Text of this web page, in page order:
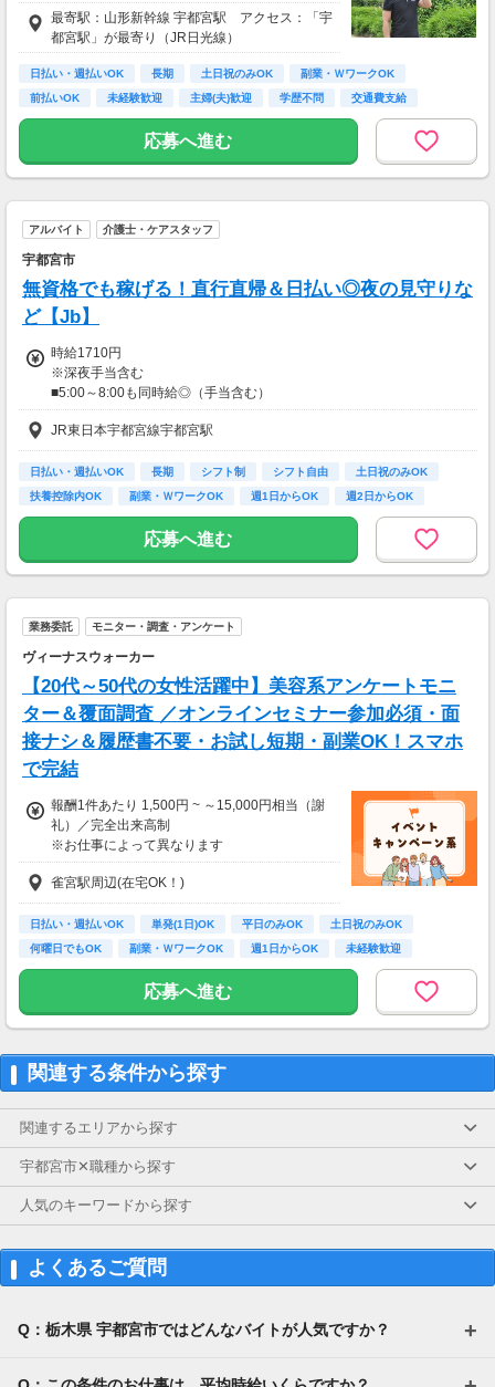
最寄駅：山形新幹線 宇都宮駅 アクセス：「宇
都宮駅」が最寄り（JR日光線）
日払い・週払いOK 長期 土日祝のみOK
副業・ＷワークOK
前払いOK
未経験歓迎 主婦(夫)歓迎 学歴不問 交通費支給
応募へ進む
アルバイト 介護士・ケアスタッフ
宇都宮市
無資格でも稼げる！直行直帰＆日払い◎夜の見守りな
ど【Jb】
時給1710円
※深夜手当含む
■5:00～8:00も同時給◎（手当含む）
■同行研修中（2～4回）は時給1,340円
★日払いも可能！
振込手数料は会社負担！
利用手数料は驚きの”無料”！
【交通費】
JR東日本宇都宮線宇都宮駅
日払い・週払いOK 長期 シフト制 シフト自由
土日祝のみOK
扶養控除内OK
副業・ＷワークOK 週1日からOK 週2日からOK
応募へ進む
業務委託 モニター・調査・アンケート
ヴィーナスウォーカー
【20代～50代の女性活躍中】美容系アンケートモニ
ター＆覆面調査 ／オンラインセミナー参加必須・面
接ナシ＆履歴書不要・お試し短期・副業OK！スマホ
で完結
報酬1件あたり 1,500円 ~ ～15,000円相当（謝
礼）／完全出来高制
※お仕事によって異なります
※アンケート回答後、内容確認・承認を経て謝
礼をお支払いします
【お仕事の一例】
◆ 美容サプリのお試しモニター
キレイになりながらポイントがもらえる、人気
のモニターです！
・案件数 ：20～30件
・所要時間：10～20分
り
◆ コスメのお試しモニター
スキンケア・ヘアケア商品を実際に使ってレビ
ュー！
美容好きにぴったりの、楽しみながらできるお
・案件数 ：10～20件
・謝礼金 ：500PT（1P＝1円）＋商品提供あ
◆ 生活に役立つサービスの調査
雀宮駅周辺(在宅OK！)
日払い・週払いOK 単発(1日)OK 平日のみOK
土日祝のみOK
何曜日でもOK
副業・ＷワークOK 週1日からOK
未経験歓迎
大学生歓迎
応募へ進む
関連する条件から探す
関連するエリアから探す
宇都宮市✕職種から探す
人気のキーワードから探す
よくあるご質問
Q：栃木県 宇都宮市ではどんなバイトが人気ですか？